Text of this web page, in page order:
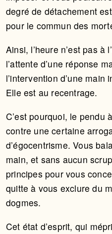
degré de détachement
pour le commun des
Ainsi, l’heure n’est pas à
l’attente d’une réponse
l’intervention d’une main
Elle est au recentrage.
C’est pourquoi, le pendu
contre une certaine
d’égocentrisme. Vous
main, et sans aucun
principes pour vous
quitte à vous exclure du
dogmes.
Cet état d’esprit, qui